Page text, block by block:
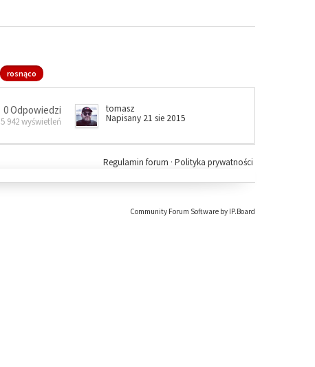
rosnąco
0 Odpowiedzi
5 942 wyświetleń
tomasz
Napisany 21 sie 2015
Polityka prywatności
Regulamin forum ·
Community Forum Software by IP.Board